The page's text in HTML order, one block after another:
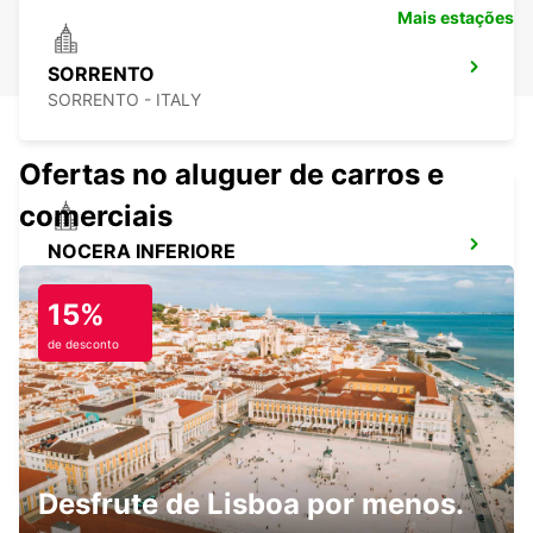
SORRENTO
SORRENTO - ITALY
NOCERA INFERIORE
NOCERA INFERIORE - ITALY
AVELLINO
AVELLINO - ITALY
Mais estações
Ofertas no aluguer de carros e
comerciais
15%
de desconto
Desfrute de Lisboa por menos.